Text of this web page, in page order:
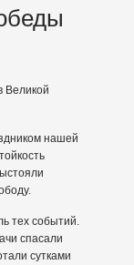
Великой
нашей
тех событий.
спасали
сутками